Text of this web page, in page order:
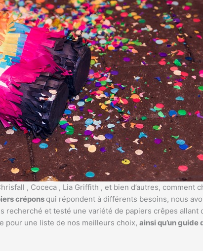
, Coceca , Lia Griffith , et bien d’autres, comment
crépons qui répondent à différents besoins, nous
recherché et testé une variété de papiers crêpes allant
pour une liste de nos meilleurs choix, ainsi qu’un guide